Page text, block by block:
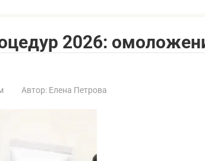
2026:
Автор: Елена Петрова